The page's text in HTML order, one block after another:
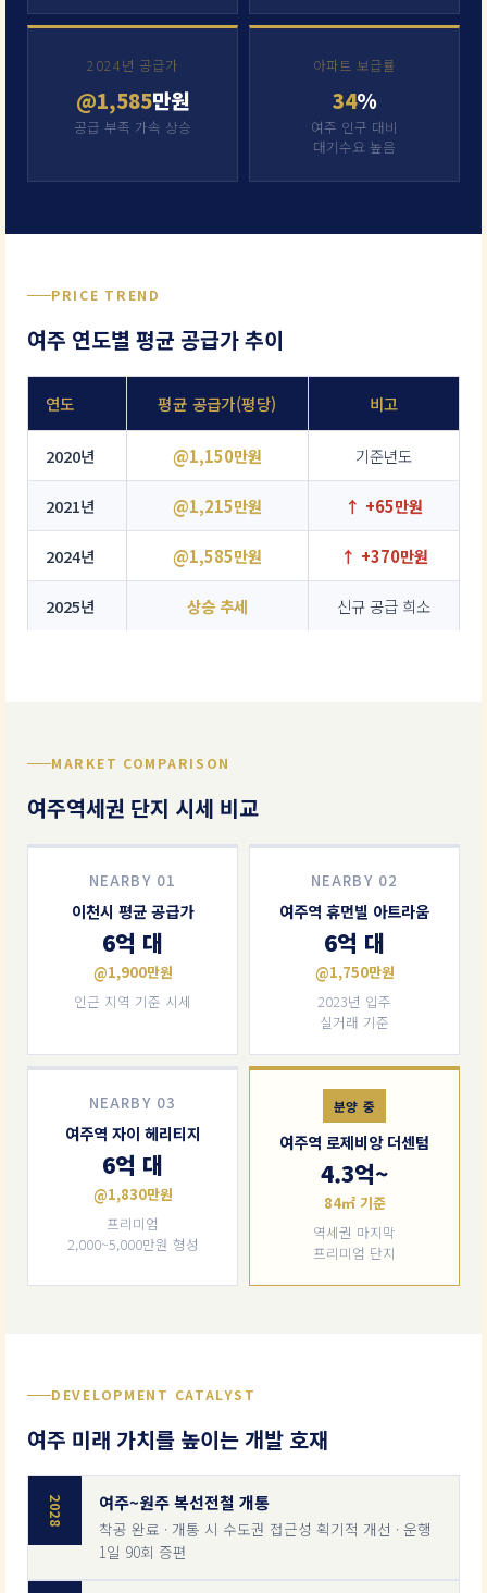
2024년 공급가
@1,585만원
공급 부족 가속 상승
아파트 보급률
34%
여주 인구 대비
대기수요 높음
PRICE TREND
여주 연도별 평균 공급가 추이
연도 평균 공급가(평당) 비고
2020년 @1,150만원 기준년도
2021년 @1,215만원 ↑ +65만원
2024년 @1,585만원 ↑ +370만원
2025년 상승 추세 신규 공급 희소
MARKET COMPARISON
여주역세권 단지 시세 비교
NEARBY 01
이천시 평균 공급가
6억 대
@1,900만원
인근 지역 기준 시세
NEARBY 02
여주역 휴먼빌 아트라움
6억 대
@1,750만원
2023년 입주
실거래 기준
NEARBY 03
여주역 자이 헤리티지
6억 대
@1,830만원
프리미엄
2,000~5,000만원 형성
분양 중
여주역 로제비앙 더센텀
4.3억~
84㎡ 기준
역세권 마지막
프리미엄 단지
DEVELOPMENT CATALYST
여주 미래 가치를 높이는 개발 호재
2028 여주~원주 복선전철 개통
착공 완료 · 개통 시 수도권 접근성 획기적 개선 · 운행
1일 90회 증편